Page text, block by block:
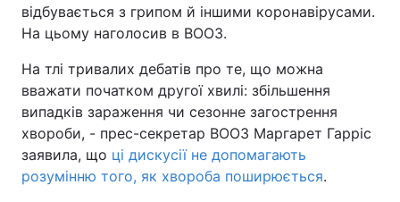
Економіка Світ
Спорт Наука
Техно і зв'язок
Зброя Інциденти
Здоров'я Туризм
відбувається з грипом й іншими коронавірусами.
На цьому наголосив в ВООЗ.
На тлі тривалих дебатів про те, що можна
вважати початком другої хвилі: збільшення
випадків зараження чи сезонне загострення
хвороби, - прес-секретар ВООЗ Маргарет Гарріс
заявила, що ці дискусії не допомагають
розумінню того, як хвороба поширюється.